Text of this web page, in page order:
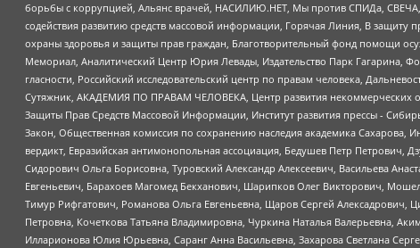
борьбы с коррупцией, Альянс врачей, НАСИЛИЮ.НЕТ, Мы против СПИДа, СВЕЧА,
содействия развитию средств массовой информации, Горячая Линия, В
охраны здоровья и защиты прав граждан, Благотворительный фонд помощи
Мемориал, Аналитический Центр Юрия Левады, Издательство Парк Гагарина,
гласности, Российский исследовательский центр по правам человека,
Сутяжник, АКАДЕМИЯ ПО ПРАВАМ ЧЕЛОВЕКА, Центр развития некоммерческих
Защиты Прав Средств Массовой Информации, Институт развития прессы -
Закон, Общественная комиссия по сохранению наследия академика
вердикт, Евразийская антимонопольная ассоциация, Бедушев Петр
Сидорович Ольга Борисовна, Туровский Александр Алексеевич, Васильева
Евгеньевич, Барахоев Магомед Бекханович, Шарипков Олег Викторович,
Тимур Рифгатович, Романова Ольга Евгеньевна, Щаров Сергей
Петровна, Кочеткова Татьяна Владимировна, Чуркина Наталья Валерьевна,
Илларионова Юлия Юрьевна, Саранг Анна Васильевна, Захарова Светлана